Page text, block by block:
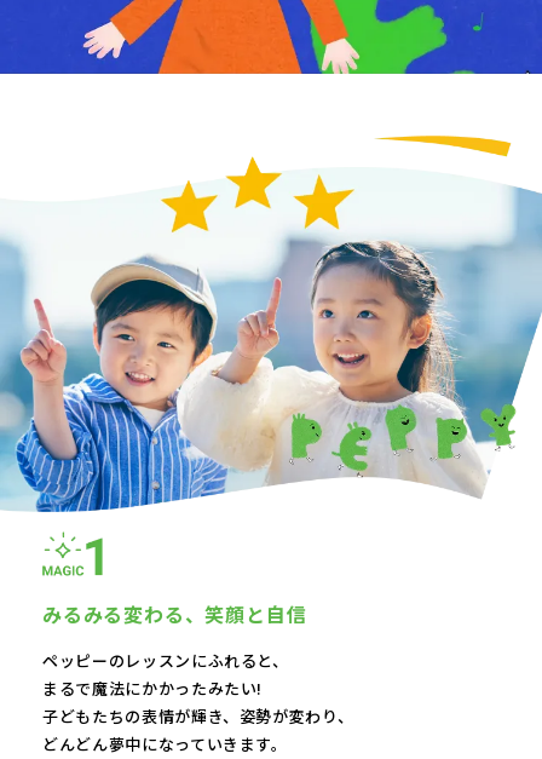
みるみる変わる、笑顔と自信
ペッピーのレッスンにふれると、
まるで魔法にかかったみたい!
子どもたちの表情が輝き、 姿勢が変わり、
どんどん夢中になっていきます。